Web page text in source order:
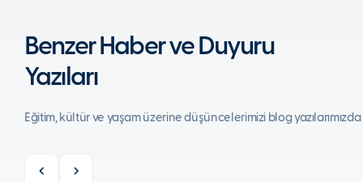
Benzer Haber ve Duyuru
Yazıları
Eğitim, kültür ve yaşam üzerine düşüncelerimizi blog